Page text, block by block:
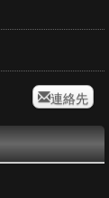
連絡先